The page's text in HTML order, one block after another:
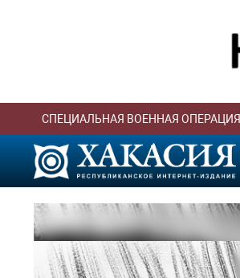
СПЕЦИАЛЬНАЯ ВОЕННАЯ ОПЕРАЦИЯ